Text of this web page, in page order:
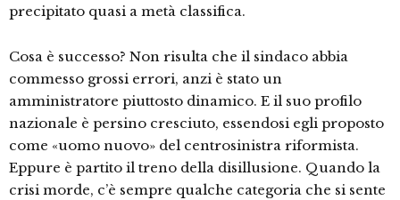
precipitato quasi a metà classifica.
Cosa è successo? Non risulta che il sindaco abbia
commesso grossi errori, anzi è stato un
amministratore piuttosto dinamico. E il suo profilo
nazionale è persino cresciuto, essendosi egli proposto
come «uomo nuovo» del centrosinistra riformista.
Eppure è partito il treno della disillusione. Quando la
crisi morde, c’è sempre qualche categoria che si sente